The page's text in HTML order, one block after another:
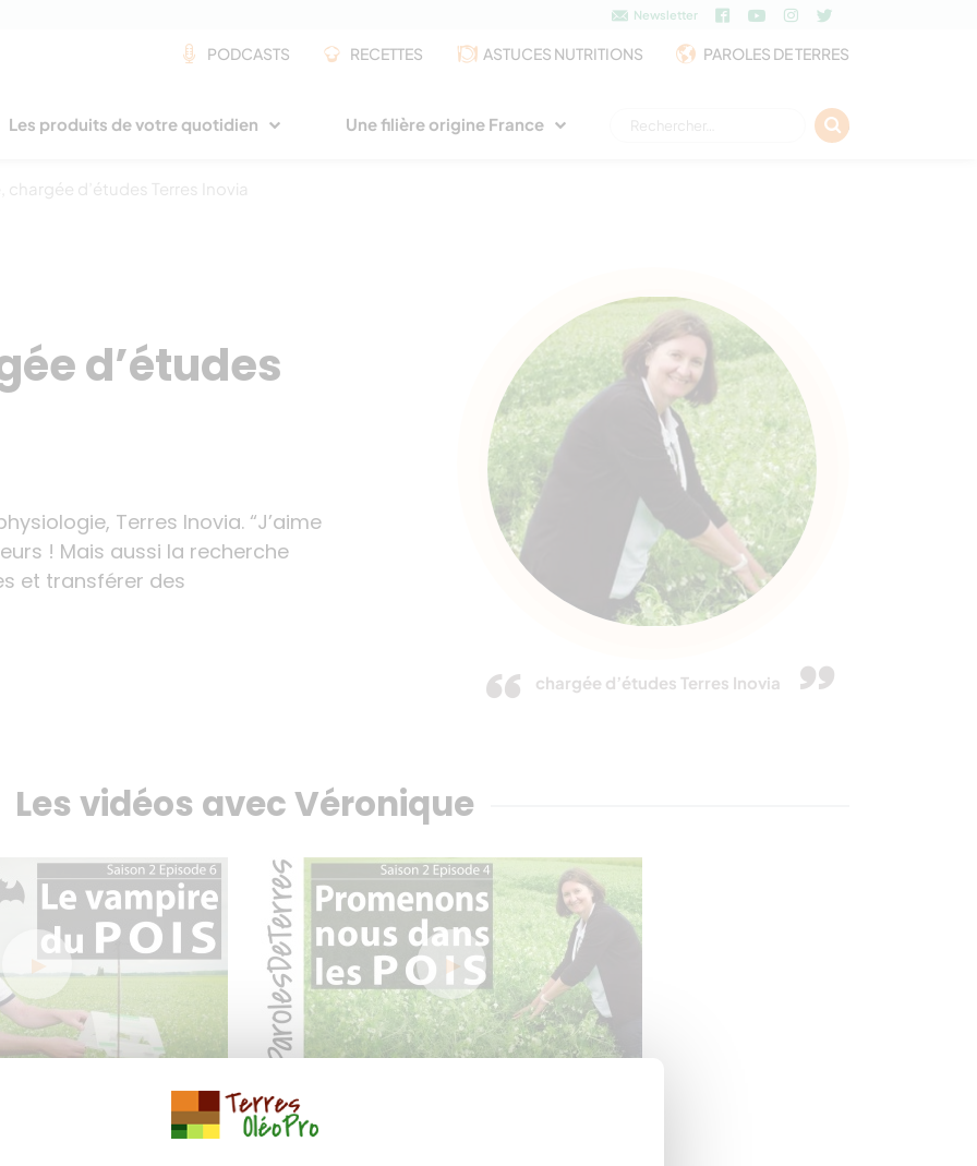
Newsletter
PODCASTS RECETTES ASTUCES NUTRITIONS PAROLES DE TERRES
Les produits de votre quotidien Une filière origine France
chargée d’études Terres Inovia
d’études
Terres Inovia. “J’aime
! Mais aussi la recherche
et transférer des
chargée d’études Terres Inovia
Les vidéos avec Véronique
SAISON 2